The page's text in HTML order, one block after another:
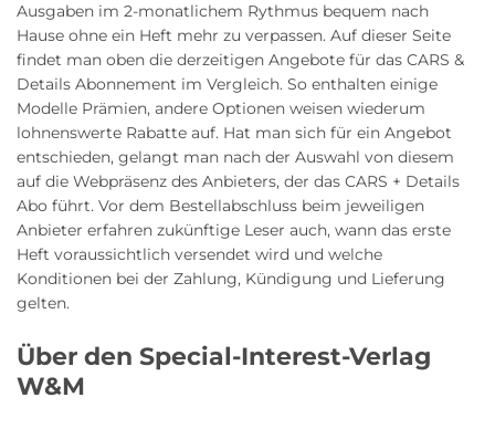
Ausgaben im 2-monatlichem Rythmus bequem nach
Hause ohne ein Heft mehr zu verpassen. Auf dieser Seite
findet man oben die derzeitigen Angebote für das CARS &
Details Abonnement im Vergleich. So enthalten einige
Modelle Prämien, andere Optionen weisen wiederum
lohnenswerte Rabatte auf. Hat man sich für ein Angebot
entschieden, gelangt man nach der Auswahl von diesem
auf die Webpräsenz des Anbieters, der das CARS + Details
Abo führt. Vor dem Bestellabschluss beim jeweiligen
Anbieter erfahren zukünftige Leser auch, wann das erste
Heft voraussichtlich versendet wird und welche
Konditionen bei der Zahlung, Kündigung und Lieferung
gelten.
Über den Special-Interest-Verlag
W&M